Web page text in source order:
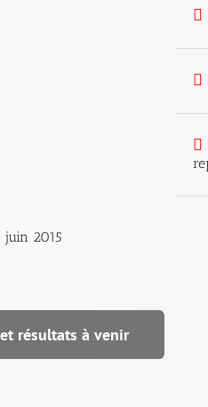
juin 2015
résultats à venir